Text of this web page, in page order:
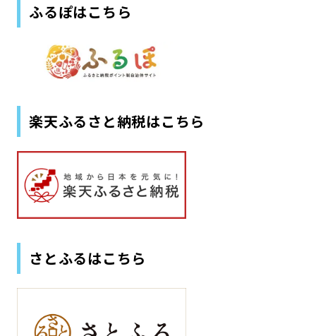
ふるぽはこちら
楽天ふるさと納税はこちら
さとふるはこちら